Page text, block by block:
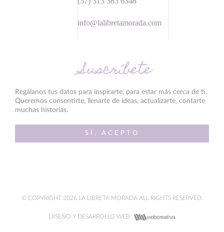
info@lalibretamorada.com
Suscríbete
Regálanos tus datos para inspirarte, para estar más cerca de ti.
Queremos consentirte, llenarte de ideas, actualizarte, contarte
muchas historias.
SÍ, ACEPTO
© COPYRIGHT 2026 LA LIBRETA MORADA ALL RIGHTS RESERVED.
DISEÑO Y DESARROLLO WEB